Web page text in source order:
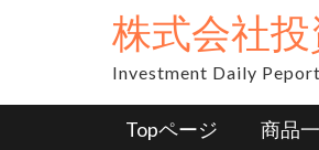
株式会社
Investment Daily Peport
Topページ 商品